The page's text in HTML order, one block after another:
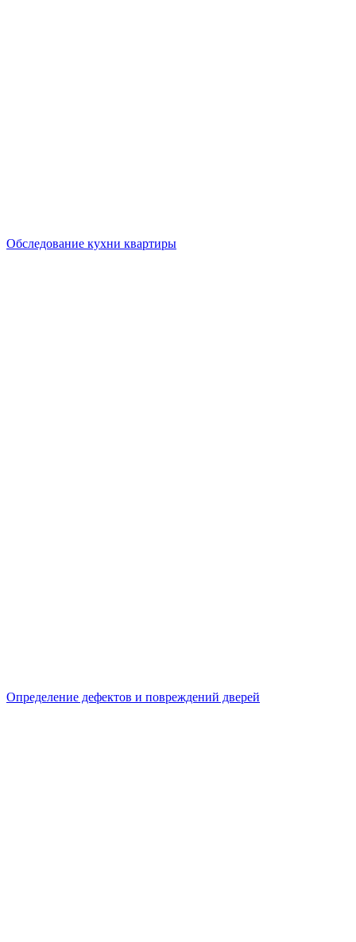
Обследование кухни квартиры
Определение дефектов и повреждений дверей